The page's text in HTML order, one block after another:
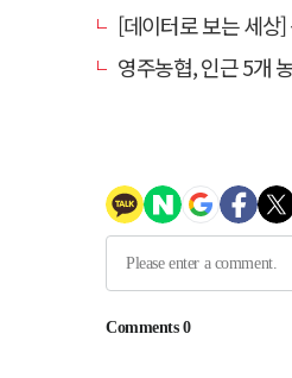
[데이터로 보는 세상
영주농협, 인근 5개 농협에